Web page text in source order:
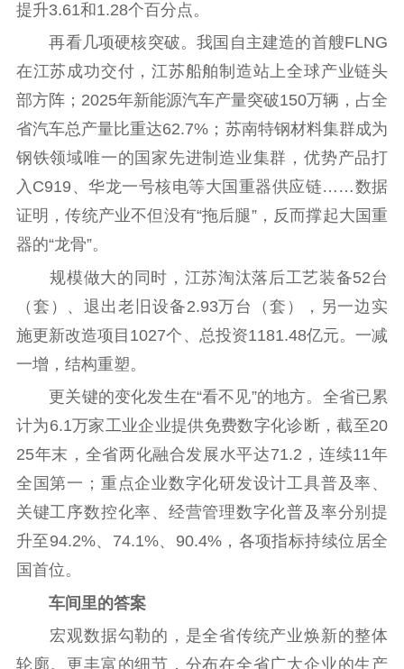
哲学社科
社科强省 工作通知
成果集萃
江苏文脉
资料下载
新闻宣传
主题宣传 对外宣传
新闻发布
记者之家
品牌栏目
精品生产 文化惠民
文化传承
文化交流
体制改革
文化产业
紫金文化艺术节
品牌活动 紫艺舞台
精神文明
文明创建 文明实践
文明培育
先进典型
社会宣传
思想政治教育 爱国主义教育
全民国防教育
新闻出版
提升3.61和1.28个百分点。
再看几项硬核突破。我国自主建造的首艘FLNG
在江苏成功交付，江苏船舶制造站上全球产业链头
部方阵；2025年新能源汽车产量突破150万辆，占全
省汽车总产量比重达62.7%；苏南特钢材料集群成为
钢铁领域唯一的国家先进制造业集群，优势产品打
入C919、华龙一号核电等大国重器供应链……数据
证明，传统产业不但没有“拖后腿”，反而撑起大国重
器的“龙骨”。
规模做大的同时，江苏淘汰落后工艺装备52台
（套）、退出老旧设备2.93万台（套），另一边实
施更新改造项目1027个、总投资1181.48亿元。一减
一增，结构重塑。
更关键的变化发生在“看不见”的地方。全省已累
计为6.1万家工业企业提供免费数字化诊断，截至20
25年末，全省两化融合发展水平达71.2，连续11年
全国第一；重点企业数字化研发设计工具普及率、
关键工序数控化率、经营管理数字化普及率分别提
升至94.2%、74.1%、90.4%，各项指标持续位居全
国首位。
车间里的答案
宏观数据勾勒的，是全省传统产业焕新的整体
轮廓。更丰富的细节，分布在全省广大企业的生产